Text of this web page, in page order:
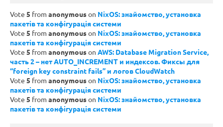
Vote 5 from anonymouson NixOS: знайомство, установка
пакетів та конфігурація системи
Vote 5 from anonymouson NixOS: знайомство, установка
пакетів та конфігурація системи
Vote 5 from anonymouson AWS: Database Migration Service,
часть 2 – нет AUTO_INCREMENT и индексов. Фиксы для
“foreign key constraint fails” и логов CloudWatch
Vote 5 from anonymouson NixOS: знайомство, установка
пакетів та конфігурація системи
Vote 5 from anonymouson NixOS: знайомство, установка
пакетів та конфігурація системи